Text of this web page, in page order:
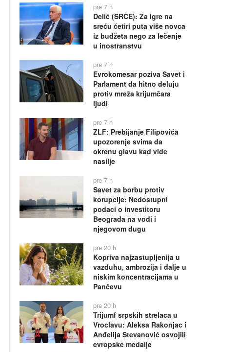
pre 7 h
Delić (SRCE): Za igre na
sreću četiri puta više novca
iz budžeta nego za lečenje
u inostranstvu
pre 7 h
Evrokomesar poziva Savet i
Parlament da hitno deluju
protiv mreža krijumčara
ljudi
pre 7 h
ZLF: Prebijanje Filipovića
upozorenje svima da
okrenu glavu kad vide
nasilje
pre 7 h
Savet za borbu protiv
korupcije: Nedostupni
podaci o investitoru
Beograda na vodi i
njegovom dugu
pre 20 h
Kopriva najzastupljenija u
vazduhu, ambrozija i dalje u
niskim koncentracijama u
Pančevu
pre 20 h
Trijumf srpskih strelaca u
Vroclavu: Aleksa Rakonjac i
Anđelija Stevanović osvojili
evropske medalje